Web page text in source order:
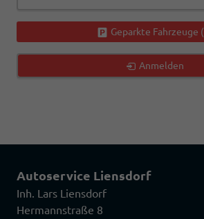
Geparkte Fahrzeuge (
Anmelden
Autoservice Liensdorf
Inh. Lars Liensdorf
Hermannstraße 8